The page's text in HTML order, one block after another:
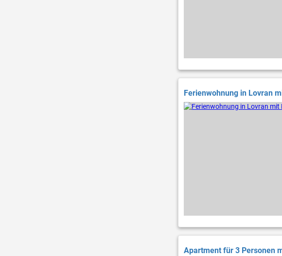
Ferienwohnung in Lovran
Apartment für 3 Personen